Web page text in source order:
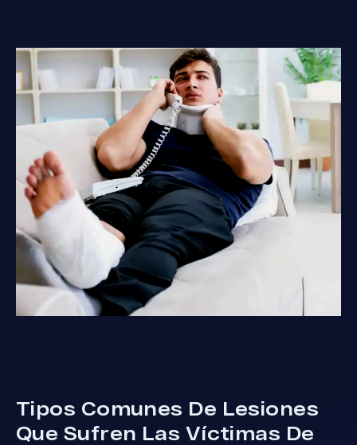
Tipos Comunes De Lesiones
Que Sufren Las Víctimas De